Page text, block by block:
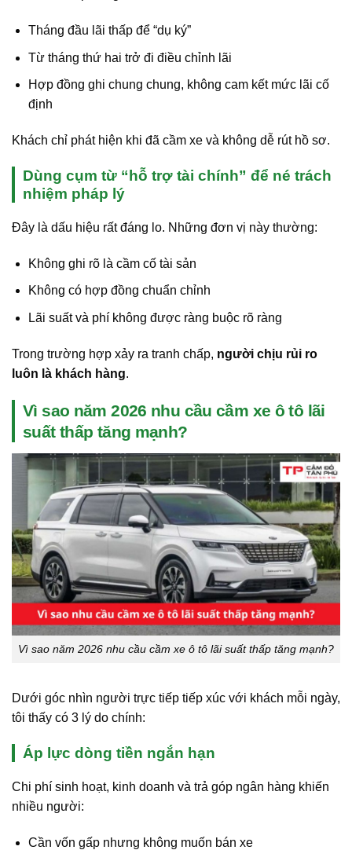
Tháng đầu lãi thấp để “dụ ký”
Từ tháng thứ hai trở đi điều chỉnh lãi
Hợp đồng ghi chung chung, không cam kết mức lãi cố
định
Khách chỉ phát hiện khi đã cầm xe và không dễ rút hồ sơ.
Dùng cụm từ “hỗ trợ tài chính” để né trách
nhiệm pháp lý
Đây là dấu hiệu rất đáng lo. Những đơn vị này thường:
Không ghi rõ là cầm cố tài sản
Không có hợp đồng chuẩn chỉnh
Lãi suất và phí không được ràng buộc rõ ràng
Trong trường hợp xảy ra tranh chấp, người chịu rủi ro
luôn là khách hàng.
Vì sao năm 2026 nhu cầu cầm xe ô tô lãi
suất thấp tăng mạnh?
Vì sao năm 2026 nhu cầu cầm xe ô tô lãi suất thấp tăng mạnh?
Dưới góc nhìn người trực tiếp tiếp xúc với khách mỗi ngày,
tôi thấy có 3 lý do chính:
Áp lực dòng tiền ngắn hạn
Chi phí sinh hoạt, kinh doanh và trả góp ngân hàng khiến
nhiều người:
Cần vốn gấp nhưng không muốn bán xe